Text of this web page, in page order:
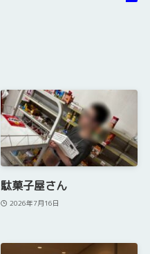
駄菓子屋さん
2026年7月16日